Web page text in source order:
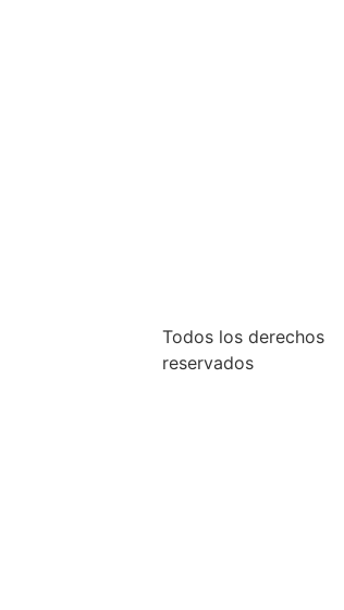
Todos los derechos
reservados